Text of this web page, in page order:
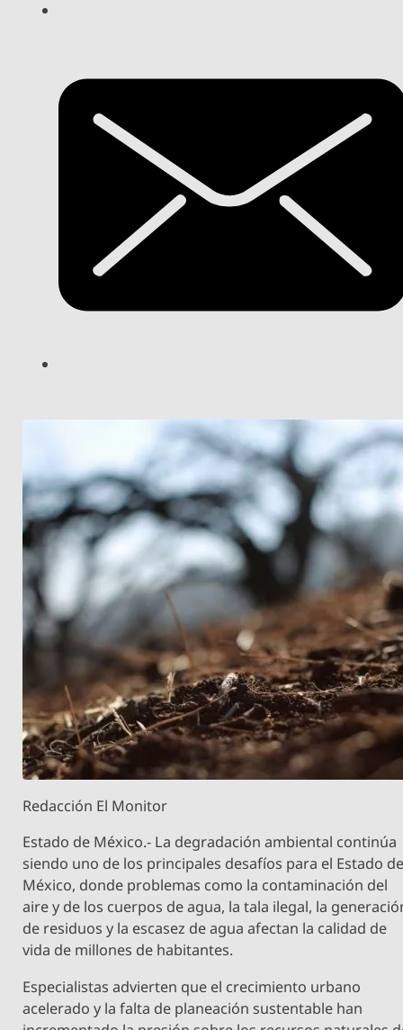
Redacción El Monitor
Estado de México.- La degradación ambiental continúa
siendo uno de los principales desafíos para el Estado
México, donde problemas como la contaminación del
aire y de los cuerpos de agua, la tala ilegal, la
de residuos y la escasez de agua afectan la calidad de
vida de millones de habitantes.
Especialistas advierten que el crecimiento urbano
acelerado y la falta de planeación sustentable han